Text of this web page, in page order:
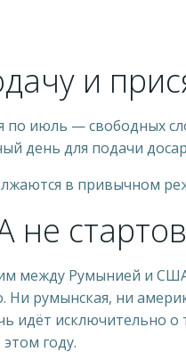
и
июль — свободных
день для подачи
в привычном
не
между Румынией и
Ни румынская, ни
идёт исключительно о
году.